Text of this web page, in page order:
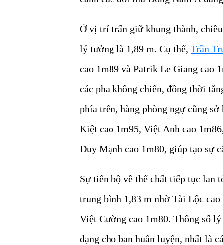
Ở vị trí trấn giữ khung thành,
lý tưởng là 1,89 m. Cụ thể, Trần
cao 1m89 và Patrik Le Giang cao
các pha không chiến, đồng thời
phía trên, hàng phòng ngự cũng
Kiệt cao 1m95, Việt Anh cao
Duy Mạnh cao 1m80, giúp tạo sự
Sự tiến bộ về thể chất tiếp tục lan
trung bình 1,83 m nhờ Tài Lộc
Việt Cường cao 1m80. Thông số
dạng cho ban huấn luyện, nhất là